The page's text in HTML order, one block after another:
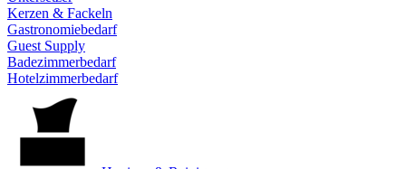
Kerzen & Fackeln
Gastronomiebedarf
Guest Supply
Badezimmerbedarf
Hotelzimmerbedarf